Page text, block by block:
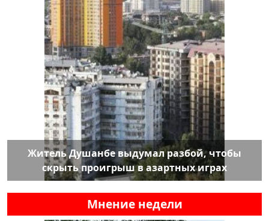
Житель Душанбе выдумал разбой, чтобы
скрыть проигрыш в азартных играх
Мнение недели